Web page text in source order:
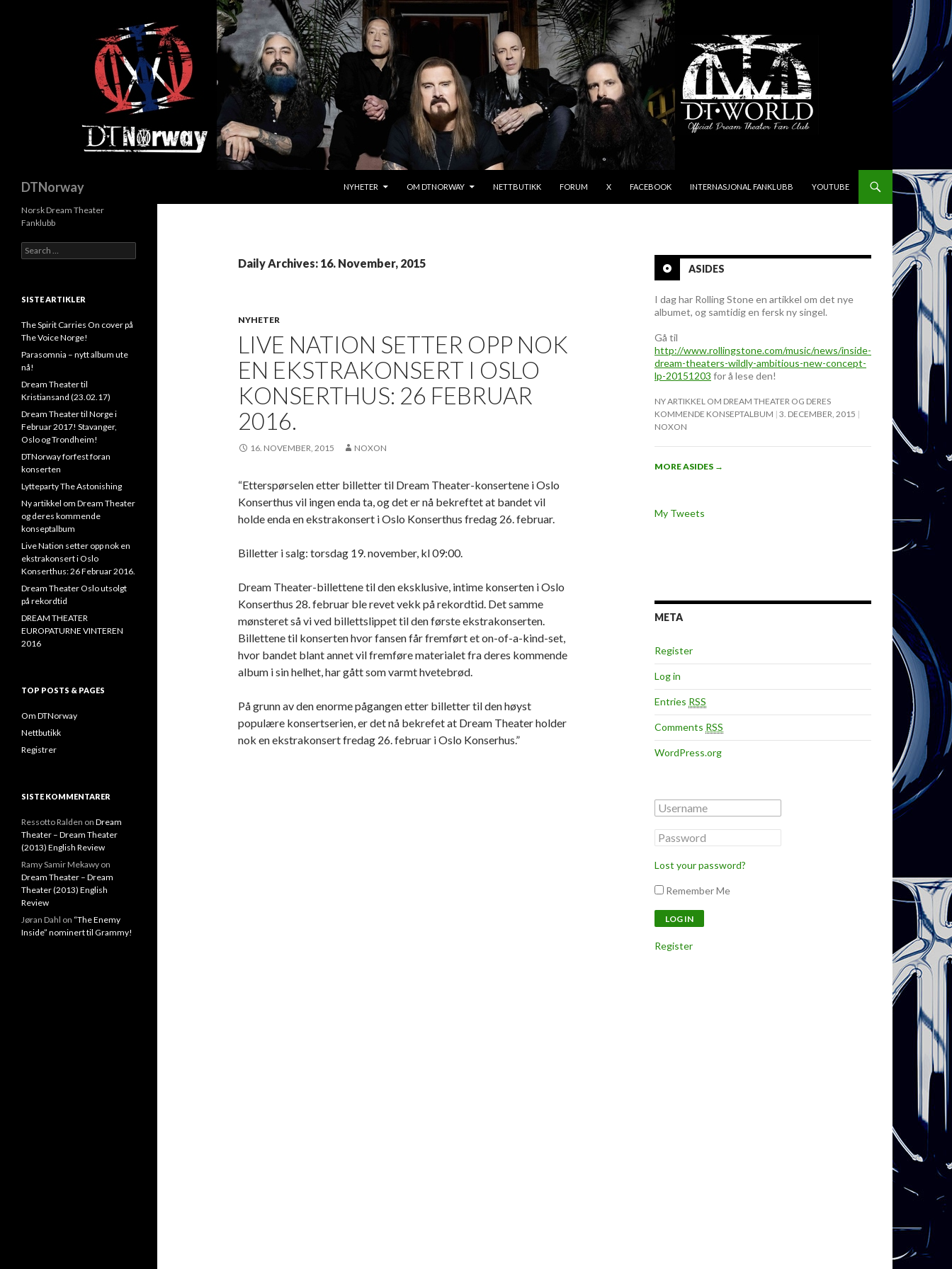
DTNorway
NYHETER
OM DTNORWAY NETTBUTIKK FORUM X FACEBOOK INTERNASJONAL FANKLUBB YOUTUBE
Daily Archives: 16. November, 2015
NYHETER
LIVE NATION SETTER OPP NOK
EN EKSTRAKONSERT I OSLO
KONSERTHUS: 26 FEBRUAR
2016.
16. NOVEMBER, 2015 NOXON
“Etterspørselen etter billetter til Dream Theater-konsertene i Oslo
Konserthus vil ingen enda ta, og det er nå bekreftet at bandet vil
holde enda en ekstrakonsert i Oslo Konserthus fredag 26. februar.
Billetter i salg: torsdag 19. november, kl 09:00.
Dream Theater-billettene til den eksklusive, intime konserten i Oslo
Konserthus 28. februar ble revet vekk på rekordtid. Det samme
mønsteret så vi ved billettslippet til den første ekstrakonserten.
Billettene til konserten hvorfansen får fremført et on-of-a-kind-set,
hvor bandet blant annet vil fremføre materialet fra deres kommende
album i sin helhet, har gått som varmt hvetebrød.
På grunn av den enorme pågangen etter billetter til den høyst
populære konsertserien, er det nå bekrefet at Dream Theater holder
nok en ekstrakonsert fredag 26. februar i Oslo Konserhus.”
ASIDES
I dag har Rolling Stone en artikkel om det nye
albumet, og samtidig en fersk ny singel.
Gå til
http://www.rollingstone.com/music/news/inside-
dream-theaters-wildly-ambitious-new-concept-
lp-20151203 for å lese den!
NY ARTIKKEL OM DREAM THEATER OG DERES
KOMMENDE KONSEPTALBUM 3. DECEMBER, 2015
NOXON
MORE ASIDES →
My Tweets
META
Register
Log in
Entries RSS
Comments RSS
WordPress.org
Lost your password?
Remember Me
Register
Norsk Dream Theater
Fanklubb
e
c
f
o
r
SISTE ARTIKLER
The Spirit Carries On cover på
The Voice Norge!
Parasomnia – nytt album ute
nå!
Dream Theater til
Kristiansand (23.02.17)
Dream Theater til Norge i
Februar 2017! Stavanger,
Oslo og Trondheim!
DTNorway forfest foran
konserten
Lytteparty The Astonishing
Ny artikkel om Dream Theater
og deres kommende
konseptalbum
Live Nation setter opp nok en
ekstrakonsert i Oslo
Konserthus: 26 Februar 2016.
Dream Theater Oslo utsolgt
på rekordtid
DREAM THEATER
EUROPATURNE VINTEREN
2016
TOP POSTS & PAGES
Om DTNorway
Nettbutikk
Registrer
SISTE KOMMENTARER
Ressotto Ralden on Dream
Theater – Dream Theater
(2013) English Review
Ramy Samir Mekawy on
Dream Theater – Dream
Theater (2013) English
Review
Jøran Dahl on “The Enemy
Inside” nominert til Grammy!